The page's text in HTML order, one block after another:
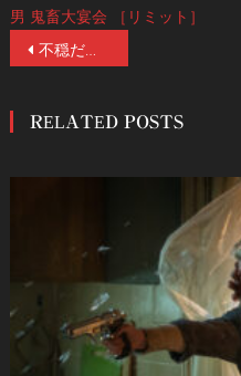
男 鬼畜大宴会 ［リミット］
投
ナ
ビ
シ
不穏だがスタイリッシュな日本版ポスターが完成！ゾンビ映画の原点にして金字塔『ナイト・オブ・ザ・リビングデッド 4Kリマスター版』6／17（金）公開
RELATED POSTS